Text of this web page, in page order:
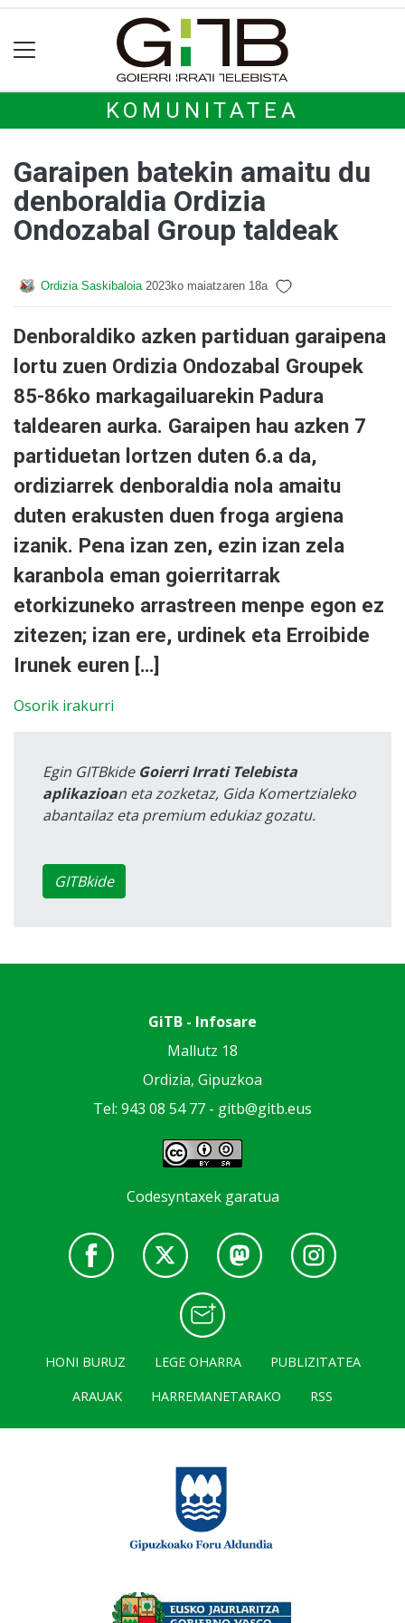
KOMUNITATEA
Garaipen batekin amaitu du
denboraldia Ordizia
Ondozabal Group taldeak
Ordizia Saskibaloia 2023ko maiatzaren 18a
Denboraldiko azken partiduan garaipena
lortu zuen Ordizia Ondozabal Groupek
85-86ko markagailuarekin Padura
taldearen aurka. Garaipen hau azken 7
partiduetan lortzen duten 6.a da,
ordiziarrek denboraldia nola amaitu
duten erakusten duen froga argiena
izanik. Pena izan zen, ezin izan zela
karanbola eman goierritarrak
etorkizuneko arrastreen menpe egon ez
zitezen; izan ere, urdinek eta Erroibide
Irunek euren […]
Osorik irakurri
Egin GITBkide Goierri Irrati Telebista
aplikazioan eta zozketaz, Gida Komertzialeko
abantailaz eta premium edukiaz gozatu.
GITBkide
GiTB - Infosare
Mallutz 18
Ordizia, Gipuzkoa
Tel: 943 08 54 77 - gitb@gitb.eus
Codesyntaxek garatua
HONI BURUZ LEGE OHARRA
PUBLIZITATEA
ARAUAK
HARREMANETARAKO RSS